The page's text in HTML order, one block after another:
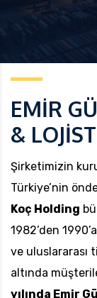
Pzt — Cmt:
EMİR
&
Şirketimizin
Türkiye’nin
Koç Holding
1982’den
ve uluslararası
altında
yılında Emir